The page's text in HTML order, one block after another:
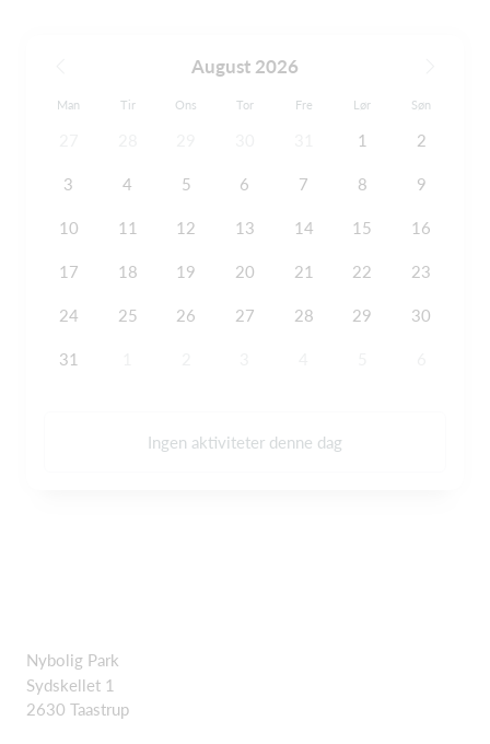
August 2026
Man Tir Ons Tor Fre Lør Søn
1 2
3 4 5 6 7 8 9
10 11 12 13 14 15 16
17 18 19 20 21 22 23
24 25 26 27 28 29 30
31
Ingen aktiviteter denne dag
Nybolig Park
Sydskellet 1
2630 Taastrup